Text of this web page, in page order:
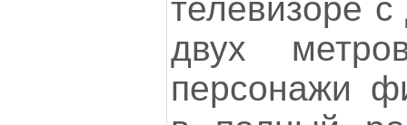
телевизоре
двух
персонажи